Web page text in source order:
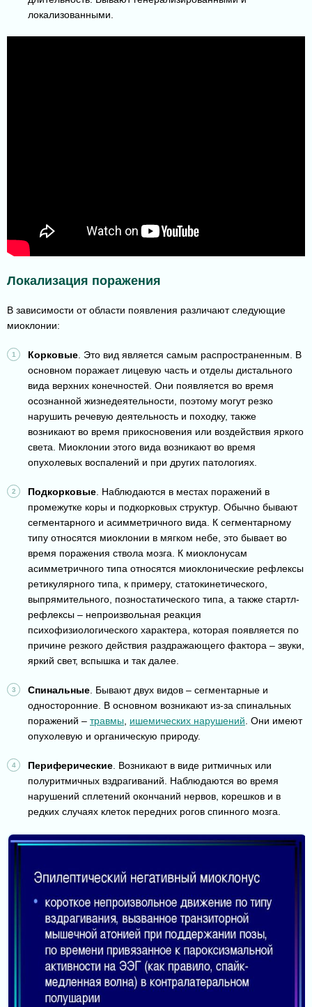
локализованными.
Локализация поражения
В зависимости от области появления различают следующие
миоклонии:
Корковые . Это вид является самым распространенным. В
основном поражает лицевую часть и отделы дистального
вида верхних конечностей. Они появляется во время
осознанной жизнедеятельности, поэтому могут резко
нарушить речевую деятельность и походку, также
возникают во время прикосновения или воздействия яркого
света. Миоклонии этого вида возникают во время
опухолевых воспалений и при других патологиях.
Подкорковые . Наблюдаются в местах поражений в
промежутке коры и подкорковых структур. Обычно бывают
сегментарного и асимметричного вида. К сегментарному
типу относятся миоклонии в мягком небе, это бывает во
время поражения ствола мозга. К миоклонусам
асимметричного типа относятся миоклонические рефлексы
ретикулярного типа, к примеру, статокинетического,
выпрямительного, позностатического типа, а также стартл-
рефлексы – непроизвольная реакция
психофизиологического характера, которая появляется по
причине резкого действия раздражающего фактора – звуки,
яркий свет, вспышка и так далее.
Спинальные . Бывают двух видов – сегментарные и
односторонние. В основном возникают из-за спинальных
поражений – травмы ишемических нарушений . Они имеют
опухолевую и органическую природу.
Периферические . Возникают в виде ритмичных или
полуритмичных вздрагиваний. Наблюдаются во время
нарушений сплетений окончаний нервов, корешков и в
редких случаях клеток передних рогов спинного мозга.